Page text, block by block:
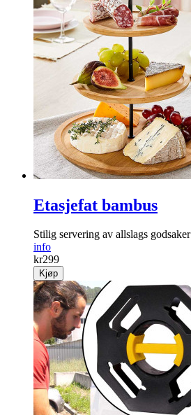
Etasjefat bambus
Stilig servering av allslags godsaker
info
kr299
Kjøp